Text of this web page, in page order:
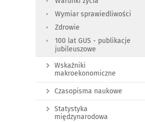
Wymiar sprawiedliwości
Zdrowie
100 lat GUS - publikacje
jubileuszowe
Wskaźniki
makroekonomiczne
Czasopisma naukowe
Statystyka
międzynarodowa